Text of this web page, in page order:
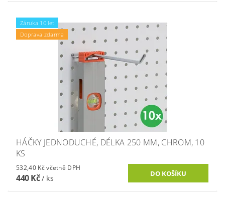
Záruka 10 let
Doprava zdarma
HÁČKY JEDNODUCHÉ, DÉLKA 250 MM, CHROM, 10
KS
532,40 Kč včetně DPH
440 Kč/ ks